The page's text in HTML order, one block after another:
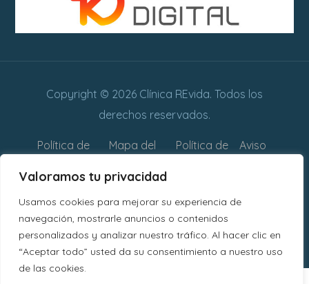
Valoramos tu privacidad
Usamos cookies para mejorar su experiencia de
navegación, mostrarle anuncios o contenidos
personalizados y analizar nuestro tráfico. Al hacer clic en
“Aceptar todo” usted da su consentimiento a nuestro uso
de las cookies.
Copyright © 2026 Clínica REvida. Todos los
derechos reservados.
Política de
Mapa del
Política de
Aviso
Declaración
de
Accesibilidad